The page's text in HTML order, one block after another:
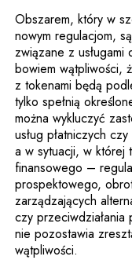
Obszarem, który w
nowym regulacjom,
związane z
bowiem wątpliwości,
z tokenami będą
tylko spełnią
można wykluczyć
usług płatniczych
a w sytuacji, w której
finansowego –
prospektowego,
zarządzających
czy przeciwdziałania
nie pozostawia
wątpliwości.